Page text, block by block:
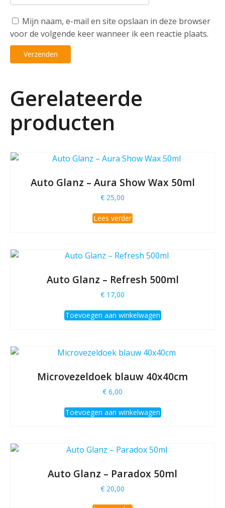
Mijn naam, e-mail en site opslaan in deze browser
voor de volgende keer wanneer ik een reactie plaats.
Gerelateerde
producten
Auto Glanz – Aura Show Wax 50ml
€ 25,00
Lees verder
Auto Glanz – Refresh 500ml
€ 17,00
Toevoegen aan winkelwagen
Microvezeldoek blauw 40x40cm
€ 6,00
Toevoegen aan winkelwagen
Auto Glanz – Paradox 50ml
€ 20,00